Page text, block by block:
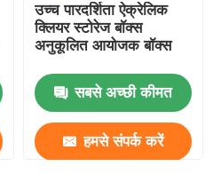
उच्च पारदर्शिता ऐक्रेलिक
क्लियर स्टोरेज बॉक्स
अनुकूलित आयोजक बॉक्स
सबसे अच्छी कीमत
हमसे संपर्क करें